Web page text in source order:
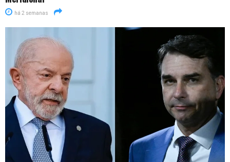
há 2 semanas